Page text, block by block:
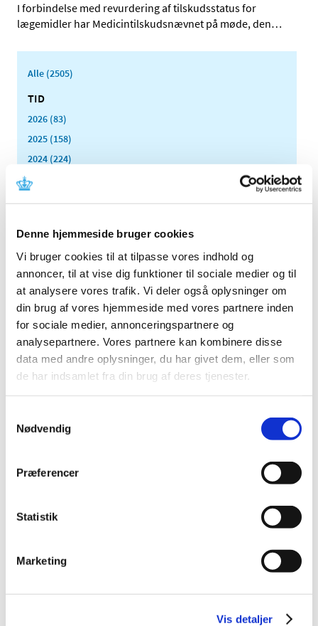
Denne hjemmeside bruger cookies
Vi bruger cookies til at tilpasse vores indhold og
annoncer, til at vise dig funktioner til sociale medier og til
at analysere vores trafik. Vi deler også oplysninger om
din brug af vores hjemmeside med vores partnere inden
for sociale medier, annonceringspartnere og
analysepartnere. Vores partnere kan kombinere disse
data med andre oplysninger, du har givet dem, eller som
de har indsamlet fra din brug af deres tjenester.
Nødvendig
Præferencer
Statistik
Marketing
Vis detaljer
I forbindelse med revurdering af tilskudsstatus for
lægemidler har Medicintilskudsnævnet på møde, den…
Alle (2505)
TID
2026 (83)
2025 (158)
2024 (224)
2023 (195)
2020 (263)
2019 (159)
2018 (150)
2017 (167)
2016 (167)
2015 (33)
2014 (44)
2013 (49)
2012 (44)
2008 (8)
oktober (1)
2005 (2)